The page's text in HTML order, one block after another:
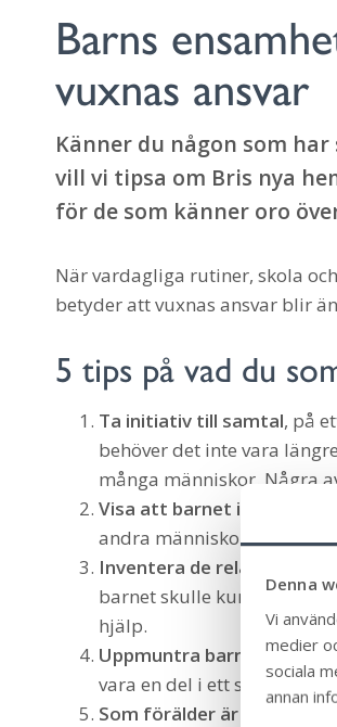
Denna
Vi
medier
sociala
annan
Barns
vuxnas ansvar
Känner du någon som
vill vi tipsa om Bris nya
för de som känner oro
När vardagliga rutiner, skola
betyder att vuxnas ansvar blir
5 tips på vad du
Ta initiativ till samtal, på
behöver det inte vara
många människor. Några
Visa att barnet inte är
andra människor.
Inventera de relationer
barnet skulle kunna ta mer
hjälp.
Uppmuntra barnet att
vara en del i ett
Som förälder är det